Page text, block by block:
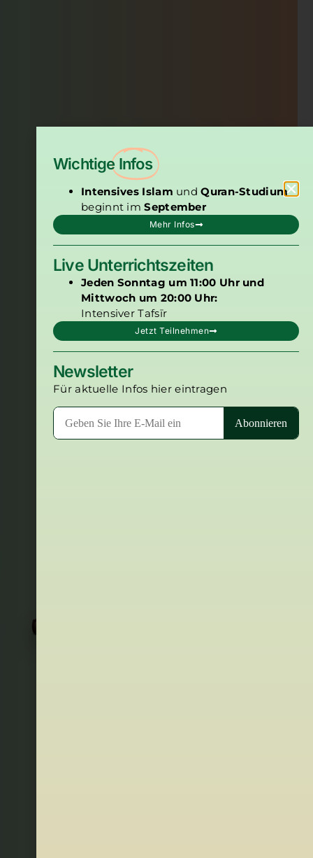
Wichtige Infos
Intensives Islam undQuran-Studium
beginnt imSeptember
Mehr Infos
Live Unterrichtszeiten
Jeden Sonntag um 11:00 Uhr und
Mittwoch um 20:00 Uhr:
Intensiver Tafsīr
Jetzt Teilnehmen
Newsletter
Für aktuelle Infos hier eintragen